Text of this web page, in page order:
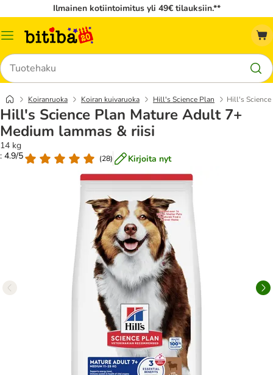
Ilmainen kotiintoimitus yli 49€ tilauksiin.**
Katalogivalikko
Hae
Koiranruoka Koiran kuivaruoka Hill's Science Plan Hill's
Hill's Science Plan Mature Adult 7+
Medium lammas & riisi
14 kg
: 4.9/5
(28) Kirjoita nyt